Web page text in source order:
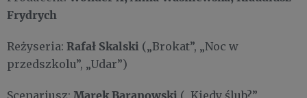
Frydrych
Reżyseria: Rafał Skalski („Brokat”, „Noc w
przedszkolu”, „Udar”)
Scenariusz: Marek Baranowski („Kiedy ślub?”,